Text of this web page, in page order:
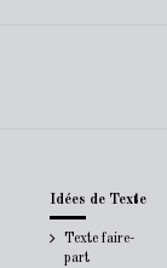
Idées de Texte
Texte faire-
part